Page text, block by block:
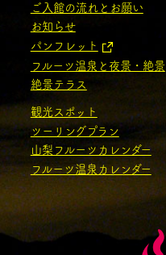
ご入館の流れとお願い
お知らせ
パンフレット
フルーツ温泉と夜景・絶景
絶景テラス
観光スポット
ツーリングプラン
山梨フルーツカレンダー
フルーツ温泉カレンダー